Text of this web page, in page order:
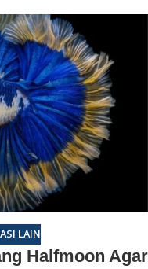
LAIN
Halfmoon Agar